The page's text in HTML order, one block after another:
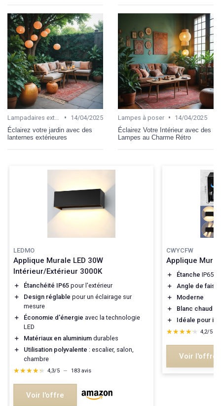
Lampadaires extérieurs •
14/04/2025
Éclairez votre jardin avec des
lanternes extérieures
Lampes à poser •
14/04/2025
Éclairez Votre Intérieur avec des
Lampes au Charme Rétro
LEDMO
Applique Murale LED 30W
Intérieur/Extérieur 3000K
＋ Étanchéité IP65 pour l'extérieur
＋
Design réglable pour un éclairage sur
mesure
＋
Économie d'énergie avec la technologie
LED
＋
Matériaux en aluminium durables
＋
Utilisation polyvalente : escalier, salon,
chambre
★★★★★
★★★★★ 4,3/5 — 183 avis
Voir l'offre
CWYCFW
Applique
＋ Étanche IP65
＋
Angle de
＋
Moderne
＋
Blanc chaud
＋
Idéale pour
★★★★★
★★★★★ 4,2/5
Voir l'offre